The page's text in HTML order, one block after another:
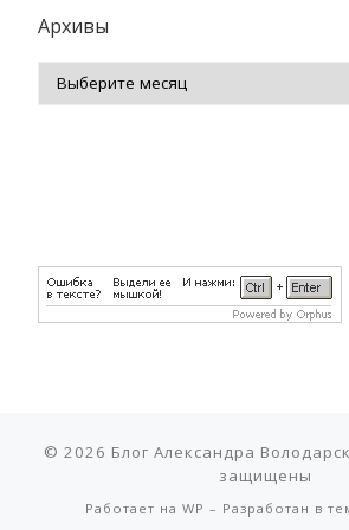
Архивы
© 2026 Блог Александра
защищены
Работает на WP – Разработан в